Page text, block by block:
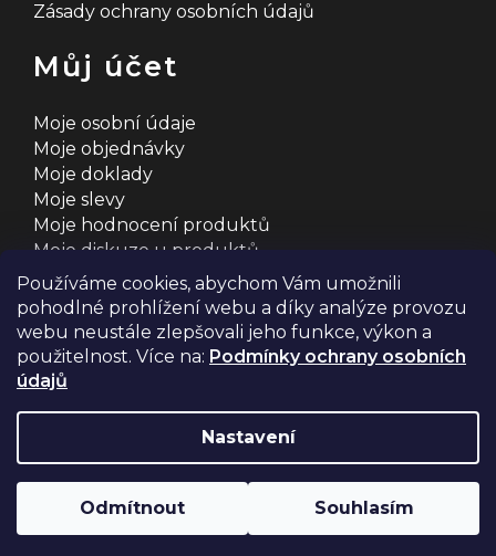
Používáme cookies, abychom Vám umožnili
pohodlné prohlížení webu a díky analýze provozu
webu neustále zlepšovali jeho funkce, výkon a
použitelnost. Více na: Podmínky ochrany osobních
údajů
Nastavení
Odmítnout Souhlasím
Zásady ochrany osobních údajů
Můj účet
Moje osobní údaje
Moje objednávky
Moje doklady
Moje slevy
Moje hodnocení produktů
Moje diskuze u produktů
Shoptet s ❤️ vyšperkovalo
vyhrazena.Upravit nastavení cookies